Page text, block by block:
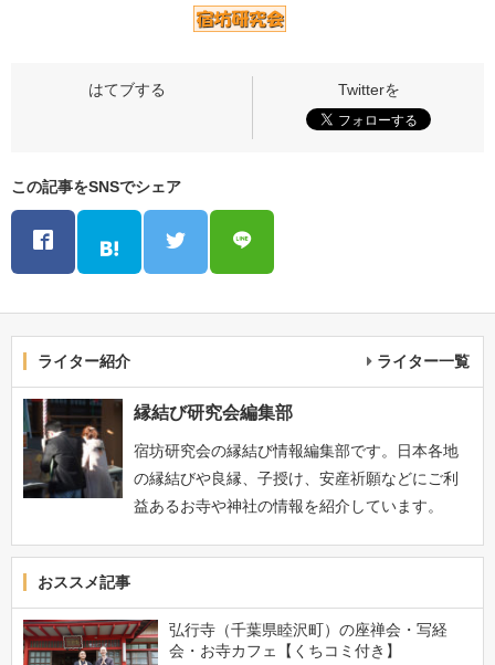
この記事をSNSでシェア
ライター紹介 ライター一覧
縁結び研究会編集部
宿坊研究会の縁結び情報編集部です。日本各地
の縁結びや良縁、子授け、安産祈願などにご利
益あるお寺や神社の情報を紹介しています。
おススメ記事
弘行寺（千葉県睦沢町）の座禅会・写経
会・お寺カフェ【くちコミ付き】